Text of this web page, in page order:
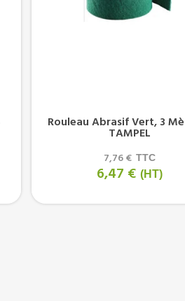
Rouleau Abrasif Vert, 3
TAMPEL
7,76 € TTC
6,47 € (HT)